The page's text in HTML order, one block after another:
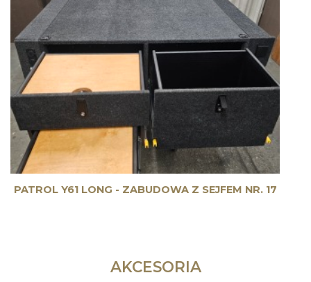
PATROL Y61 LONG - ZABUDOWA Z SEJFEM NR. 17
AKCESORIA